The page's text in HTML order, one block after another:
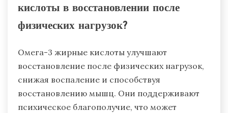
кислоты в восстановлении после
физических нагрузок?
Омега-3 жирные кислоты улучшают
восстановление после физических нагрузок,
снижая воспаление и способствуя
восстановлению мышц. Они поддерживают
психическое благополучие, что может